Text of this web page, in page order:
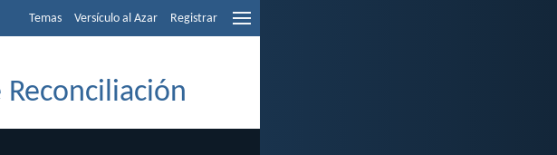
Temas Versículo al Azar Registrar